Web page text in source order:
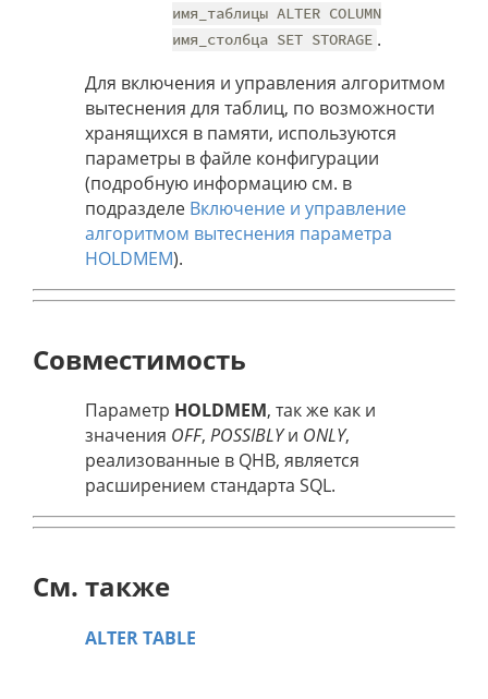
имя_таблицы ALTER COLUMN
имя_столбца SET STORAGE .
Для включения и управления алгоритмом
вытеснения для таблиц, по возможности
хранящихся в памяти, используются
параметры в файле конфигурации
(подробную информацию см. в
подразделе Включение и управление
алгоритмом вытеснения параметра
HOLDMEM).
Совместимость
Параметр HOLDMEM, так же как и
значения OFF, POSSIBLYи ONLY,
реализованные в QHB, является
расширением стандарта SQL.
См. также
ALTER TABLE